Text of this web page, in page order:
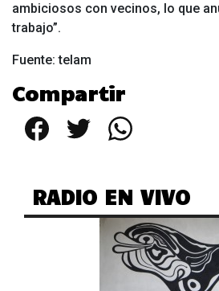
ambiciosos con vecinos, lo que
trabajo”.
Fuente: telam
Compartir
FacebookTwitterWhatsApp
RADIO EN VIVO